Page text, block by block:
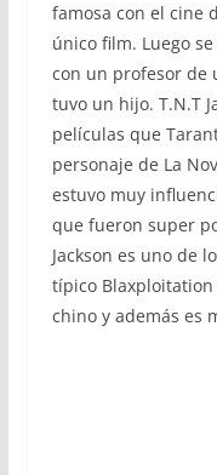
famosa con el cine
único film. Luego
con un profesor de
tuvo un hijo. T.N.T
películas que
personaje de La
estuvo muy
que fueron super
Jackson es uno de
típico
chino y además es